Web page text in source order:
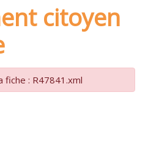
citoyen
: R47841.xml